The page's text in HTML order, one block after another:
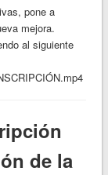
pone a
mejora.
al siguiente
de la